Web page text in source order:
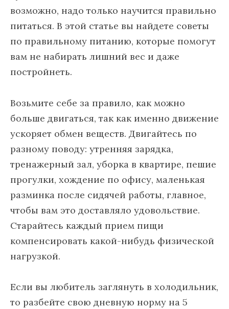
возможно, надо только научится правильно
питаться. В этой статье вы найдете советы
по правильному питанию, которые помогут
вам не набирать лишний вес и даже
постройнеть.
Возьмите себе за правило, как можно
больше двигаться, так как именно движение
ускоряет обмен веществ. Двигайтесь по
разному поводу: утренняя зарядка,
тренажерный зал, уборка в квартире, пешие
прогулки, хождение по офису, маленькая
разминка после сидячей работы, главное,
чтобы вам это доставляло удовольствие.
Старайтесь каждый прием пищи
компенсировать какой-нибудь физической
нагрузкой.
Если вы любитель заглянуть в холодильник,
то разбейте свою дневную норму на 5